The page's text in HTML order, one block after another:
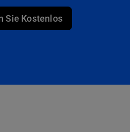
Sie Kostenlos